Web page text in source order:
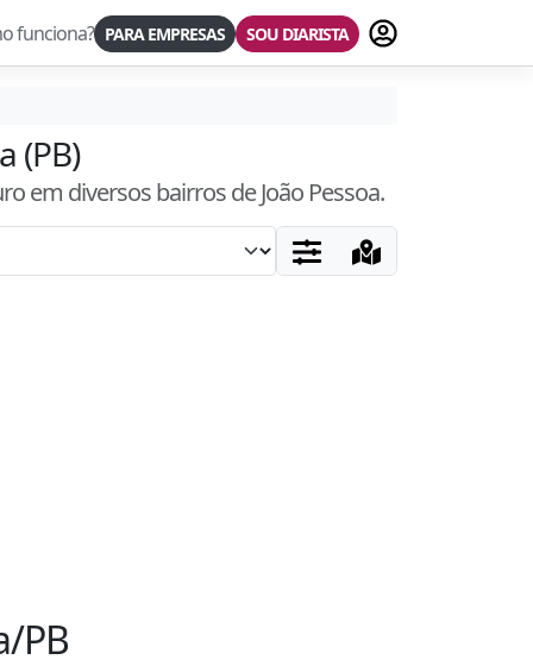
funciona? PARA EMPRESAS SOU DIARISTA Fazer login
(PB)
em diversos bairrosde João Pessoa.
PB